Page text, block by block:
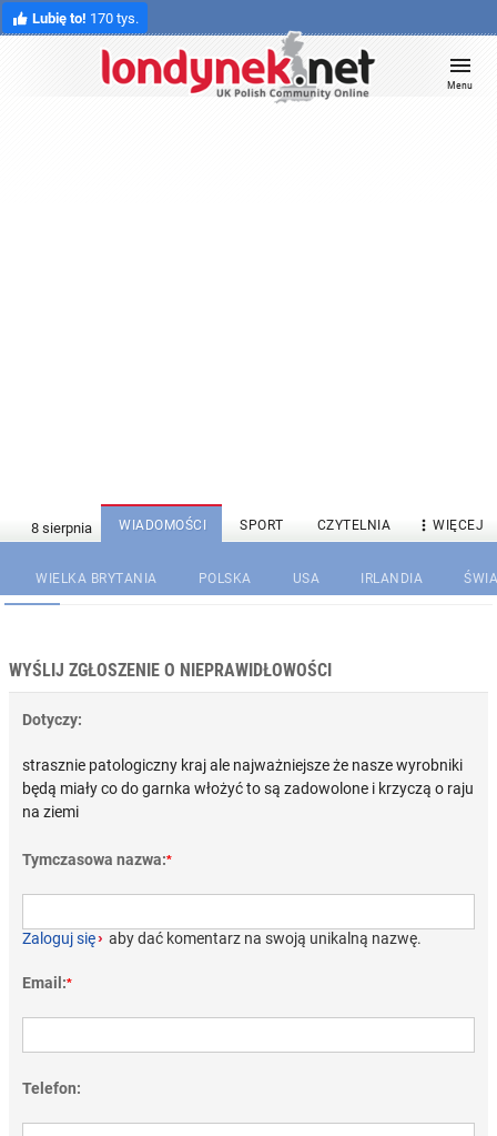
Lubię to! 170 tys.
Menu
WIADOMOŚCI SPORT CZYTELNIA  WIĘCEJ
WIELKA BRYTANIA POLSKA USA IRLANDIA
WYŚLIJ ZGŁOSZENIE O NIEPRAWIDŁOWOŚCI
Dotyczy:
strasznie patologiczny kraj ale najważniejsze że nasze wyrobniki
będą miały co do garnka włożyć to są zadowolone i krzyczą o raju
na ziemi
Tymczasowa nazwa:*
Zaloguj się› aby dać komentarz na swoją unikalną nazwę.
Email:*
Telefon: